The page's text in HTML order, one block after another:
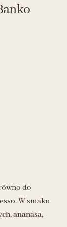
do
. W smaku
ananasa,